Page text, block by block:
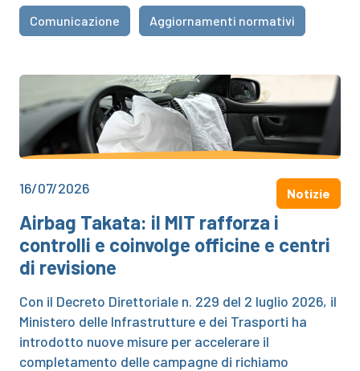
Comunicazione Aggiornamenti normativi
16/07/2026 Notizie
Airbag Takata: il MIT rafforza i
controlli e coinvolge officine e centri
di revisione
Con il Decreto Direttoriale n. 229 del 2 luglio 2026, il
Ministero delle Infrastrutture e dei Trasporti ha
introdotto nuove misure per accelerare il
completamento delle campagne di richiamo